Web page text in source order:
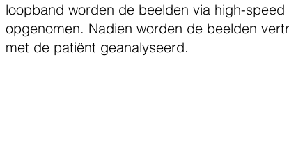
loopband worden de beelden via high-
opgenomen. Nadien worden de beelden
met de patiënt geanalyseerd.